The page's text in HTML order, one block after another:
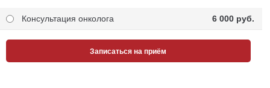
Консультация онколога 6 000 pуб.
Записаться на приём